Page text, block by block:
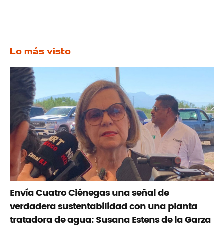
Lo más visto
Envía Cuatro Ciénegas una señal de
verdadera sustentabilidad con una planta
tratadora de agua: Susana Estens de la Garza